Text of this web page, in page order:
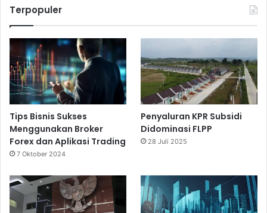
Terpopuler
Tips Bisnis Sukses
Menggunakan Broker
Forex dan Aplikasi Trading
7 Oktober 2024
Penyaluran KPR Subsidi
Didominasi FLPP
28 Juli 2025